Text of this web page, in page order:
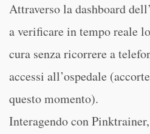
Attraverso la dashboard
a verificare in tempo reale
cura senza ricorrere a
accessi all’ospedale
questo momento).
Interagendo con